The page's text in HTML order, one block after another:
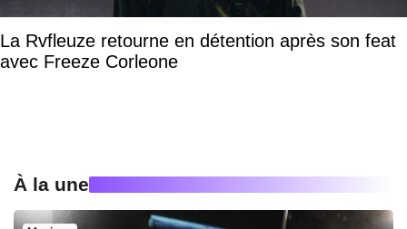
La Rvfleuze retourne en détention après son feat
avec Freeze Corleone
À la une